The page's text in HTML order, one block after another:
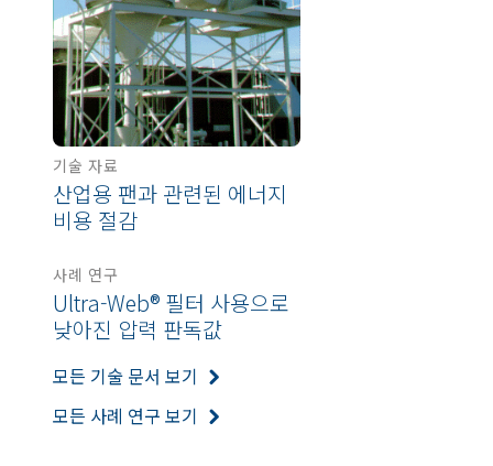
기술 자료
산업용 팬과 관련된 에너지
비용 절감
사례 연구
Ultra-Web® 필터 사용으로
낮아진 압력 판독값
모든 기술 문서 보기
모든 사례 연구 보기